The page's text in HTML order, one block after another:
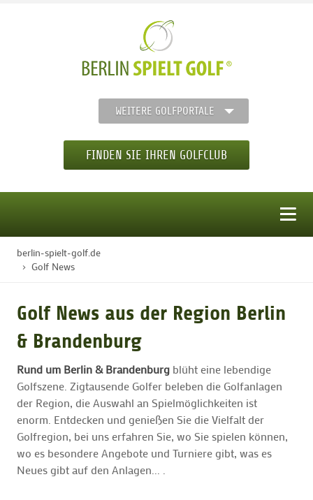
WEITERE GOLFPORTALE
FINDEN SIE IHREN GOLFCLUB
STARTSEITE
GOLFREGION
GOLFTURNIERE
GOLF CARD
MITGLIEDSCHAFT
berlin-spielt-golf.de
Golf News
Golf News aus der Region Berlin
& Brandenburg
Rund um Berlin & Brandenburg blüht eine lebendige
Golfszene. Zigtausende Golfer beleben die Golfanlagen
der Region, die Auswahl an Spielmöglichkeiten ist
enorm. Entdecken und genießen Sie die Vielfalt der
Golfregion, bei uns erfahren Sie, wo Sie spielen können,
wo es besondere Angebote und Turniere gibt, was es
Neues gibt auf den Anlagen... .